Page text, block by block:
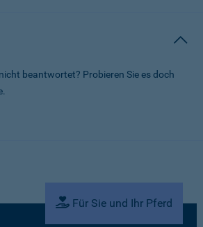
beantwortet? Probieren Sie es doch
Für Sie und Ihr Pferd